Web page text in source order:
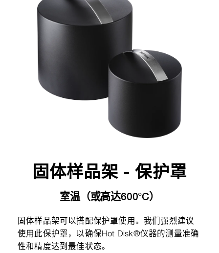
固体样品架 - 保护罩
室温（或高达600°C）
固体样品架可以搭配保护罩使用。我们强烈建议
使用此保护罩，以确保Hot Disk®仪器的测量准确
性和精度达到最佳状态。